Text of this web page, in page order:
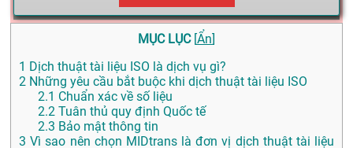
MỤC LỤC [Ẩn]
1 Dịch thuật tài liệu ISO là dịch vụ gì?
2 Những yêu cầu bắt buộc khi dịch thuật tài liệu ISO
2.1 Chuẩn xác về số liệu
2.2 Tuân thủ quy định Quốc tế
2.3 Bảo mật thông tin
3 Vì sao nên chọn MIDtrans là đơn vị dịch thuật tài liệu